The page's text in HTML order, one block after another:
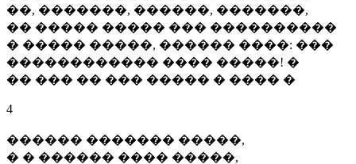
��, �������, ������, �������,
�� ����� ����� ��� ����������
� ����� �����, ������ ����: ���
������������ ���� �����! �
�� ��� �� ��� ����� � ���� �
4
������ ������� �����,
� � ������ ���� �����,